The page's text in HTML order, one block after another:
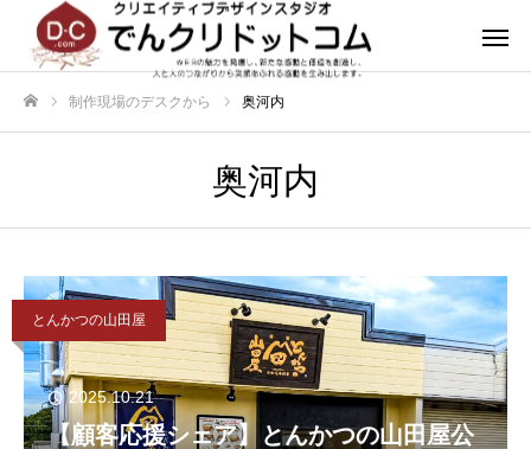
制作現場のデスクから 奥河内
奥河内
とんかつの山田屋
2025.10.21
【顧客応援シェア】とんかつの山田屋公